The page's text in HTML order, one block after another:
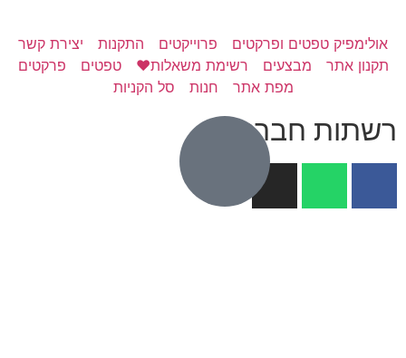
חברתיות
טפטים ופרקטים פרוייקטים התקנות
יצירת קשר
מבצעים רשימת משאלות❤️ טפטים
פרקטים
חנות סל הקניות